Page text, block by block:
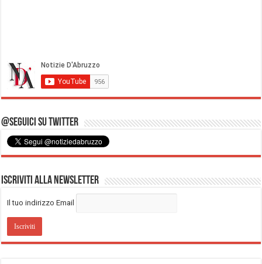
@Seguici su Twitter
Iscriviti alla Newsletter
Il tuo indirizzo Email